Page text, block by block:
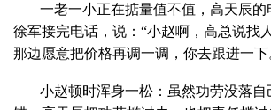
一老一小正在掂量值不值，高天辰的
徐军接完电话，说：“小赵啊，高总说找
那边愿意把价格再调一调，你去跟进一下
小赵顿时浑身一松：虽然功劳没落自